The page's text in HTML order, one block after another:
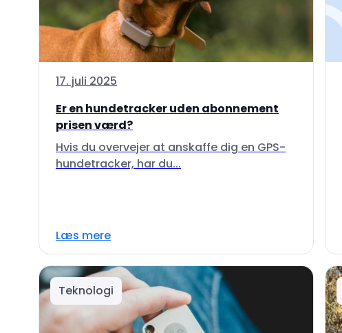
17. juli 2025
Er en hundetracker uden abonnement
prisen værd?
Hvis du overvejer at anskaffe dig en GPS-
hundetracker, har du...
Læs mere
Teknologi